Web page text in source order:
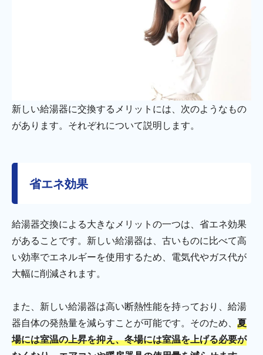
新しい給湯器に交換するメリットには、次のようなもの
があります。それぞれについて説明します。
省エネ効果
給湯器交換による大きなメリットの一つは、省エネ効果
があることです。新しい給湯器は、古いものに比べて高
い効率でエネルギーを使用するため、電気代やガス代が
大幅に削減されます。
また、新しい給湯器は高い断熱性能を持っており、給湯
器自体の発熱量を減らすことが可能です。そのため、 夏
場には室温の上昇を抑え、冬場には室温を上げる必要が